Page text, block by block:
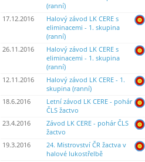
(ranní)
17.12.2016
Halový závod LK CERE s
eliminacemi - 1. skupina
(ranní)
26.11.2016
Halový závod LK CERE s
eliminacemi - 1. skupina
(ranní)
12.11.2016
Halový závod LK CERE - 1.
skupina (ranní)
18.6.2016
Letní závod LK CERE - pohár
ČLS žactvo
23.4.2016
Závod LK CERE - pohár ČLS
žactvo
19.3.2016
24. Mistrovství ČR žactva v
halové lukostřelbě